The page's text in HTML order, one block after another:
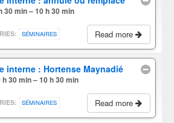
30 min – 10 h 30 min
Read more
SÉMINAIRES
interne : Hortense Maynadié
h 30 min – 10 h 30 min
Read more
SÉMINAIRES